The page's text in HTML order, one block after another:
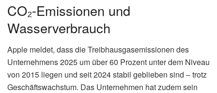
CO₂-Emissionen und
Wasserverbrauch
Apple meldet, dass die Treibhausgasemissionen des
Unternehmens 2025 um über 60 Prozent unter dem Niveau
von 2015 liegen und seit 2024 stabil geblieben sind – trotz
Geschäftswachstum. Das Unternehmen hat zudem sein